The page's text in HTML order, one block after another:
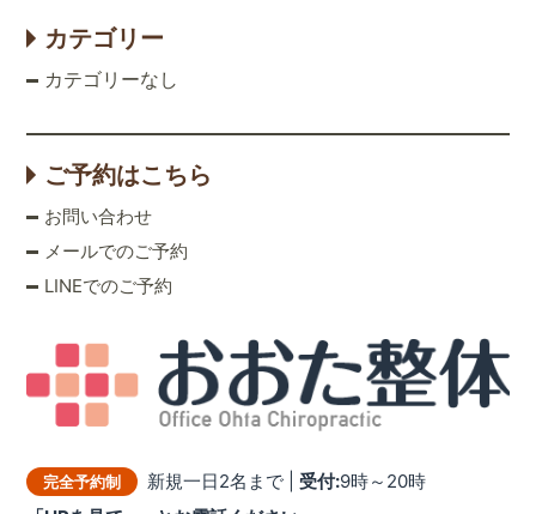
カテゴリー
カテゴリーなし
ご予約はこちら
お問い合わせ
メールでのご予約
LINEでのご予約
完全予約制 新規一日2名まで | 受付:9時～20時